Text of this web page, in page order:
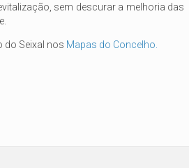
sem descurar a melhoria das
do Seixal nos Mapas do Concelho.